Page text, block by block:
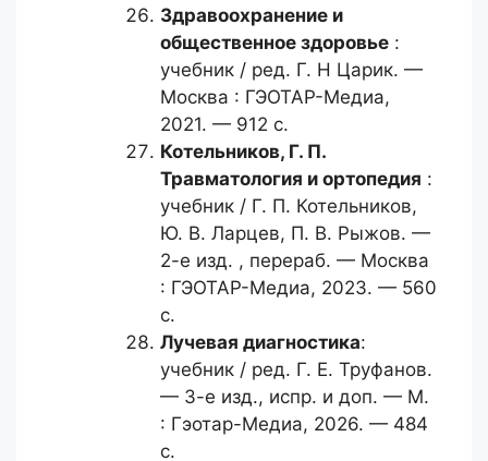
Здравоохранение и
общественное здоровье :
учебник / ред. Г. Н Царик. —
Москва : ГЭОТАР-Медиа,
2021. — 912 с.
Котельников, Г. П.
Травматология и ортопедия :
учебник / Г. П. Котельников,
Ю. В. Ларцев, П. В. Рыжов. —
2-е изд. , перераб. — Москва
: ГЭОТАР-Медиа, 2023. — 560
с.
Лучевая диагностика:
учебник / ред. Г. Е. Труфанов.
— 3-е изд., испр. и доп. — М.
: Гэотар-Медиа, 2026. — 484
с.